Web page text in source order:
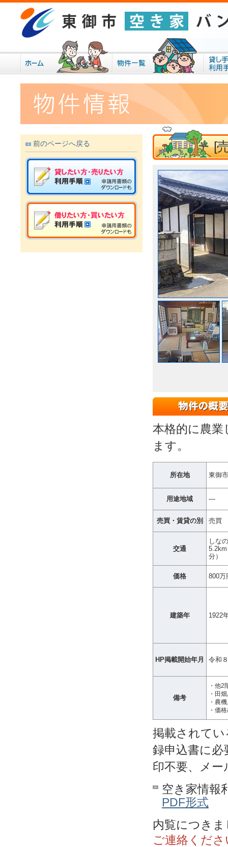
[
本格的に農
ます。
所在地 東御
用途地域 ―
売買・賃貸の別 売買
交通
しな
分）
価格 800万
建築年 1922
HP掲載開始年月 令和
備考
・他2
・田
・農
・価
掲載されて
録申込書に
印不要、メー
空き家情
PDF形式
内覧につき
ご連絡くださ
前のページへ戻る